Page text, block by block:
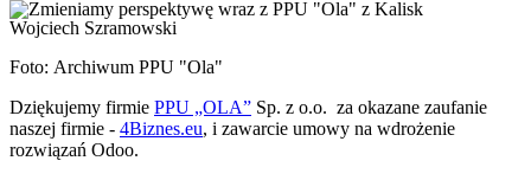
Wojciech Szramowski
Foto: Archiwum PPU "Ola"
Dziękujemy firmie PPU „OLA” Sp. z o.o. za okazane zaufanie
naszej firmie - 4Biznes.eu, i zawarcie umowy na wdrożenie
rozwiązań Odoo.